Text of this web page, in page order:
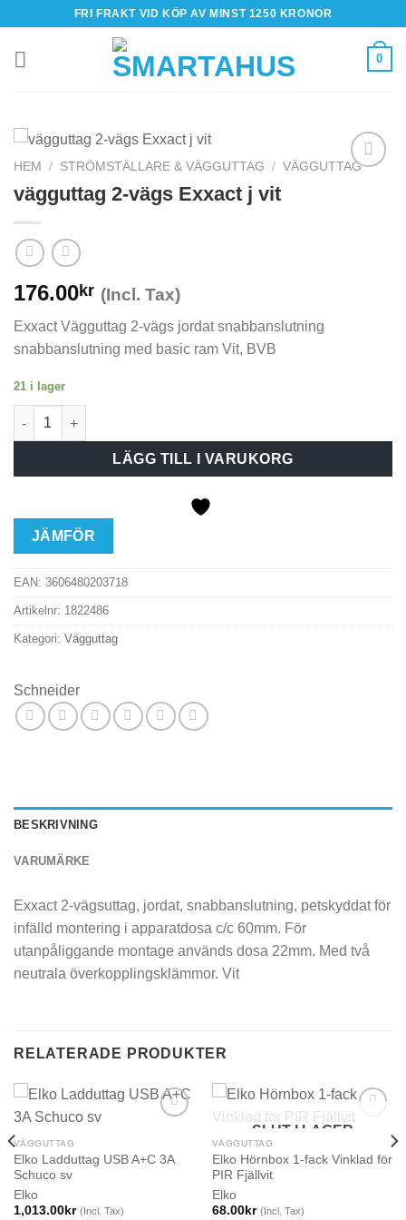
content
FRI FRAKT VID KÖP AV MINST 1250 KRONOR
0
HEM / STRÖMSTÄLLARE & VÄGGUTTAG / VÄGGUTTAG
vägguttag 2-vägs Exxact j vit
176.00kr (Incl. Tax)
Exxact Vägguttag 2-vägs jordat snabbanslutning
snabbanslutning med basic ram Vit, BVB
21 i lager
vägguttag 2-vägs Exxact j vit mängd
LÄGG TILL I VARUKORG
JÄMFÖR
EAN: 3606480203718
Artikelnr: 1822486
Kategori: Vägguttag
Schneider
BESKRIVNING
VARUMÄRKE
Exxact 2-vägsuttag, jordat, snabbanslutning, petskyddat för
infälld montering i apparatdosa c/c 60mm. För
utanpåliggande montage används dosa 22mm. Med två
neutrala överkopplingsklämmor. Vit
RELATERADE PRODUKTER
VÄGGUTTAG
Elko Ladduttag USB A+C 3A
Schuco sv
Elko
1,013.00kr (Incl. Tax)
SLUT I LAGER
VÄGGUTTAG
Elko Hörnbox 1-fack Vinklad för
PIR Fjällvit
Elko
68.00kr (Incl. Tax)